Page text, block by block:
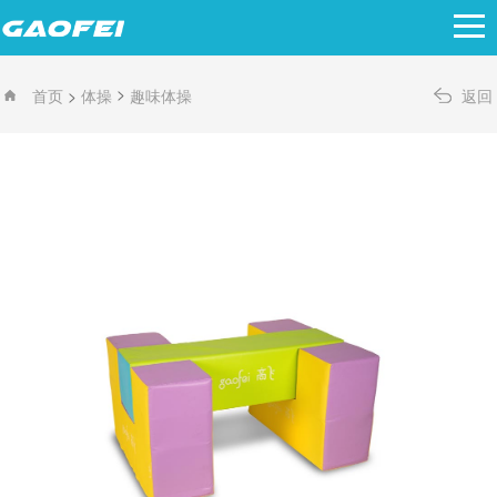
首页 > 体操 > 趣味体操 返回